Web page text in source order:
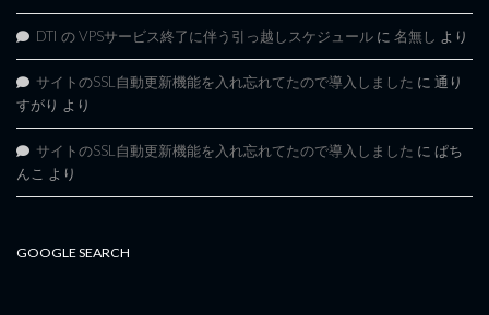
DTI の VPSサービス終了に伴う引っ越しスケジュール に 名無し より
サイトのSSL自動更新機能を入れ忘れてたので導入しました に 通り
すがり より
サイトのSSL自動更新機能を入れ忘れてたので導入しました に ぱち
んこ より
GOOGLE SEARCH